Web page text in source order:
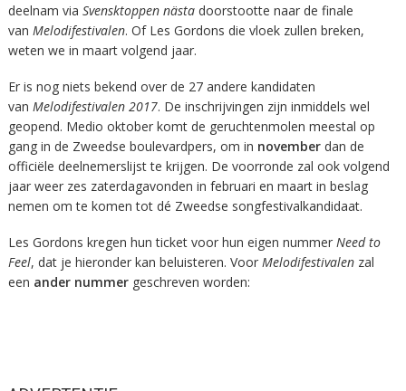
deelnam via Svensktoppen nästa doorstootte naar de finale
van Melodifestivalen. Of Les Gordons die vloek zullen breken,
weten we in maart volgend jaar.
Er is nog niets bekend over de 27 andere kandidaten
van Melodifestivalen 2017. De inschrijvingen zijn inmiddels wel
geopend. Medio oktober komt de geruchtenmolen meestal op
gang in de Zweedse boulevardpers, om in novemberdan de
officiële deelnemerslijst te krijgen. De voorronde zal ook volgend
jaar weer zes zaterdagavonden in februari en maart in beslag
nemen om te komen tot dé Zweedse songfestivalkandidaat.
Les Gordons kregen hun ticket voor hun eigen nummer Need to
Feel, dat je hieronder kan beluisteren. Voor Melodifestivalen zal
een ander nummergeschreven worden: